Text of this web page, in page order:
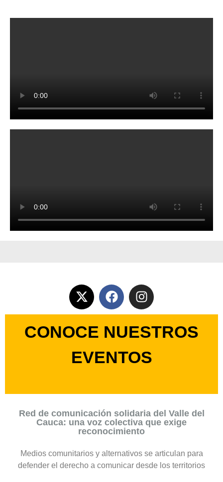
CONOCE NUESTROS
EVENTOS
Red de comunicación solidaria del Valle del
Cauca: una voz colectiva que exige
reconocimiento
Medios comunitarios y alternativos se articulan para
defender el derecho a comunicar desde los territorios